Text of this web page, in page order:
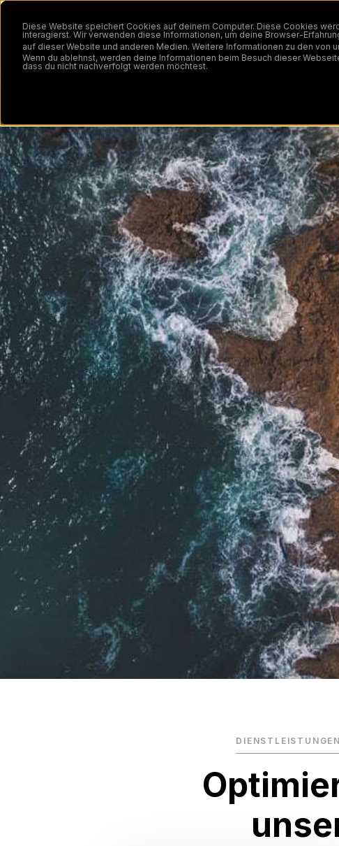
Diese Website speichert Cookies auf deinem Computer. Diese Cookies
interagierst. Wir verwenden diese Informationen, um deine Browser-
auf dieser Website und anderen Medien. Weitere Informationen zu den von
Wenn du ablehnst, werden deine Informationen beim Besuch dieser
dass du nicht nachverfolgt werden möchtest.